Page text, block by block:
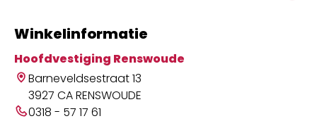
Winkelinformatie
Hoofdvestiging Renswoude
Barneveldsestraat 13
3927 CA RENSWOUDE
0318 - 57 17 61